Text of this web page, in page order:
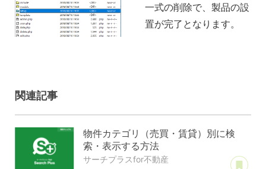
一式の削除で、製品の設
置が完了となります。
関連記事
物件カテゴリ（売買・賃貸）別に検
索・表示する方法
サーチプラスfor不動産